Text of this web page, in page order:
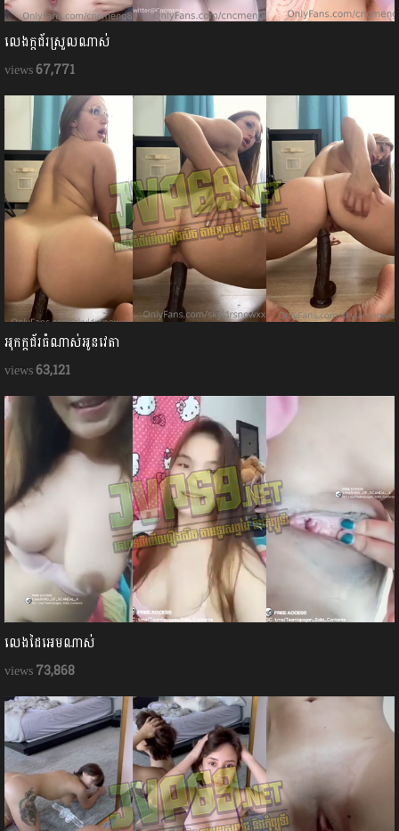
លេងក្ដជ័រស្រួលណាស់
67,771
អុកក្ដជ័រធំណាស់អូនវេតា
63,121
លេងដៃអេមណាស់
73,868